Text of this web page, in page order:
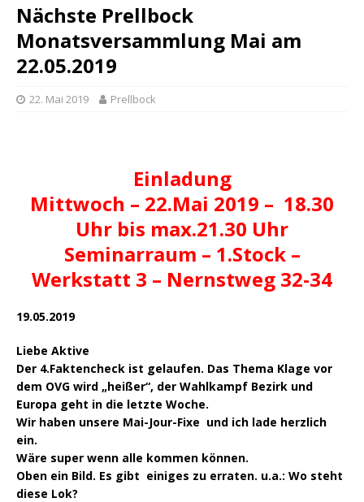
Nächste Prellbock
Monatsversammlung Mai am
22.05.2019
22. Mai 2019 Prellbock
Einladung
Mittwoch – 22.Mai 2019 – 18.30
Uhr bis max.21.30 Uhr
Seminarraum – 1.Stock –
Werkstatt 3 – Nernstweg 32-34
19.05.2019
Liebe Aktive
Der 4.Faktencheck ist gelaufen. Das Thema Klage vor
dem OVG wird „heißer“, der Wahlkampf Bezirk und
Europa geht in die letzte Woche.
Wir haben unsere Mai-Jour-Fixe und ich lade herzlich
ein.
Wäre super wenn alle kommen können.
Oben ein Bild. Es gibt einiges zu erraten. u.a.: Wo steht
diese Lok?